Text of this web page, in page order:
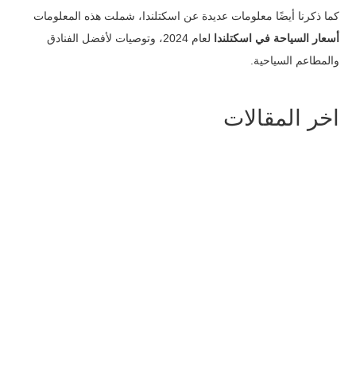
كما ذكرنا أيضًا معلومات عديدة عن اسكتلندا، شملت هذه المعلومات
أسعار السياحة في اسكتلندا
لعام 2024، وتوصيات لأفضل الفنادق
والمطاعم السياحية.
اخر المقالات